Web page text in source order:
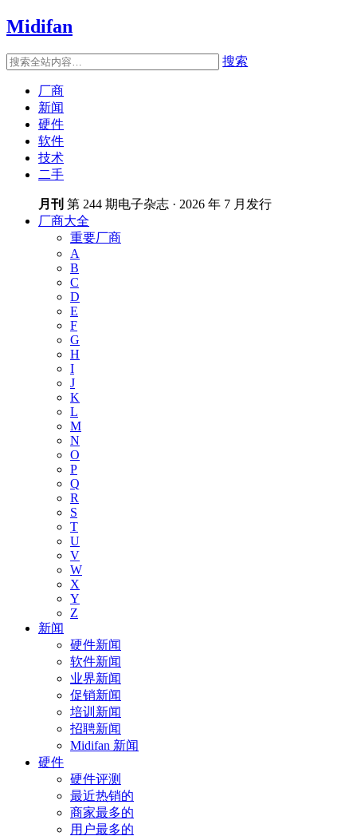
Midifan
搜索
厂商
新闻
硬件
软件
技术
二手
月刊 第 244 期电子杂志 · 2026 年 7 月发行
厂商大全
重要厂商
A
B
C
D
E
F
G
H
I
J
K
L
M
N
O
P
Q
R
S
T
U
V
W
X
Y
Z
新闻
硬件新闻
软件新闻
业界新闻
促销新闻
培训新闻
招聘新闻
Midifan 新闻
硬件
硬件评测
最近热销的
商家最多的
用户最多的